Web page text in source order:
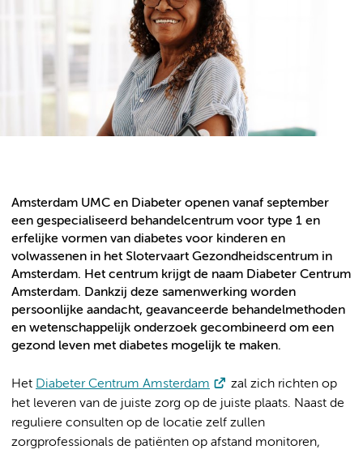
Amsterdam UMC en Diabeter openen vanaf september
een gespecialiseerd behandelcentrum voor type 1 en
erfelijke vormen van diabetes voor kinderen en
volwassenen in het Slotervaart Gezondheidscentrum in
Amsterdam. Het centrum krijgt de naam Diabeter Centrum
Amsterdam. Dankzij deze samenwerking worden
persoonlijke aandacht, geavanceerde behandelmethoden
en wetenschappelijk onderzoek gecombineerd om een
gezond leven met diabetes mogelijk te maken.
Het Diabeter Centrum Amsterdam
zal zich richten op
het leveren van de juiste zorg op de juiste plaats. Naast de
reguliere consulten op de locatie zelf zullen
zorgprofessionals de patiënten op afstand monitoren,